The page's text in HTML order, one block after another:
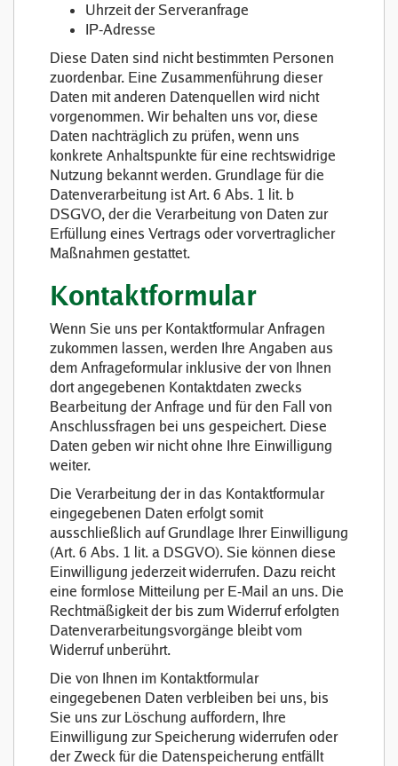
Uhrzeit der Serveranfrage
IP-Adresse
Diese Daten sind nicht bestimmten Personen
zuordenbar. Eine Zusammenführung dieser
Daten mit anderen Datenquellen wird nicht
vorgenommen. Wir behalten uns vor, diese
Daten nachträglich zu prüfen, wenn uns
konkrete Anhaltspunkte für eine rechtswidrige
Nutzung bekannt werden. Grundlage für die
Datenverarbeitung ist Art. 6 Abs. 1 lit. b
DSGVO, der die Verarbeitung von Daten zur
Erfüllung eines Vertrags oder vorvertraglicher
Maßnahmen gestattet.
Kontaktformular
Wenn Sie uns per Kontaktformular Anfragen
zukommen lassen, werden Ihre Angaben aus
dem Anfrageformular inklusive der von Ihnen
dort angegebenen Kontaktdaten zwecks
Bearbeitung der Anfrage und für den Fall von
Anschlussfragen bei uns gespeichert. Diese
Daten geben wir nicht ohne Ihre Einwilligung
weiter.
Die Verarbeitung der in das Kontaktformular
eingegebenen Daten erfolgt somit
ausschließlich auf Grundlage Ihrer Einwilligung
(Art. 6 Abs. 1 lit. a DSGVO). Sie können diese
Einwilligung jederzeit widerrufen. Dazu reicht
eine formlose Mitteilung per E-Mail an uns. Die
Rechtmäßigkeit der bis zum Widerruf erfolgten
Datenverarbeitungsvorgänge bleibt vom
Widerruf unberührt.
Die von Ihnen im Kontaktformular
eingegebenen Daten verbleiben bei uns, bis
Sie uns zur Löschung auffordern, Ihre
Einwilligung zur Speicherung widerrufen oder
der Zweck für die Datenspeicherung entfällt